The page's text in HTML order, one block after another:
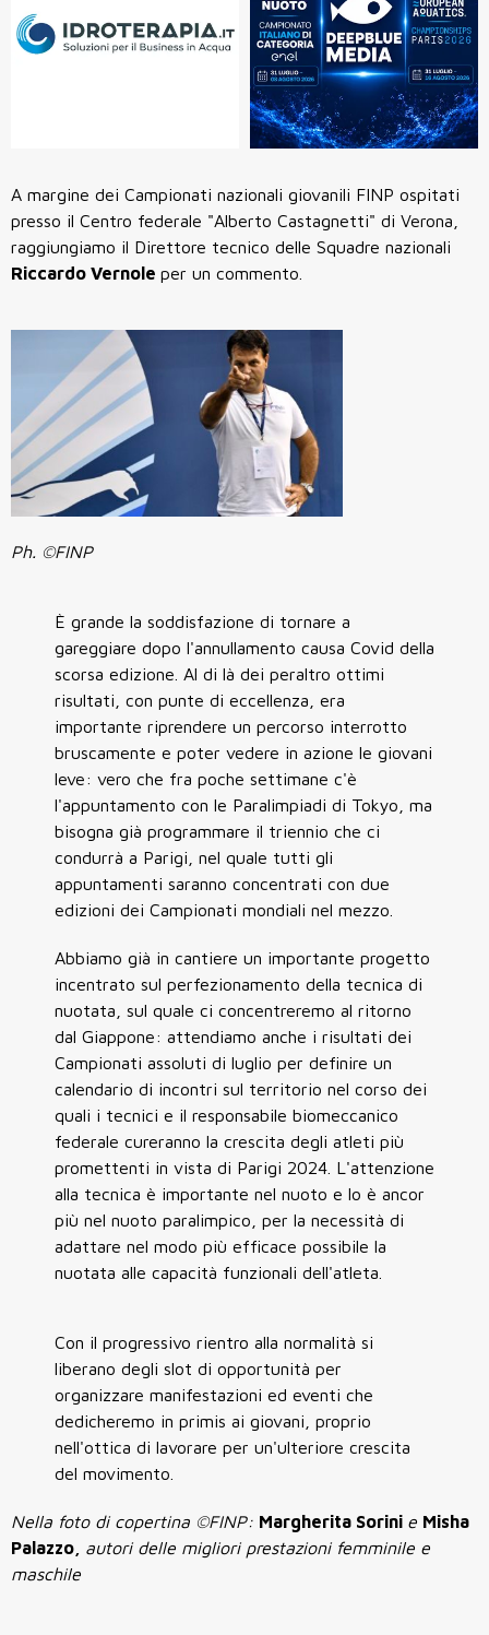
A margine dei Campionati nazionali giovanili FINP ospitati
presso il Centro federale "Alberto Castagnetti" di Verona,
raggiungiamo il Direttore tecnico delle Squadre nazionali
Riccardo Vernole per un commento.
Ph. ©FINP
È grande la soddisfazione di tornare a
gareggiare dopo l'annullamento causa Covid della
scorsa edizione. Al di là dei peraltro ottimi
risultati, con punte di eccellenza, era
importante riprendere un percorso interrotto
bruscamente e poter vedere in azione le giovani
leve: vero che fra poche settimane c'è
l'appuntamento con le Paralimpiadi di Tokyo, ma
bisogna già programmare il triennio che ci
condurrà a Parigi, nel quale tutti gli
appuntamenti saranno concentrati con due
edizioni dei Campionati mondiali nel mezzo.
Abbiamo già in cantiere un importante progetto
incentrato sul perfezionamento della tecnica di
nuotata, sul quale ci concentreremo al ritorno
dal Giappone: attendiamo anche i risultati dei
Campionati assoluti di luglio per definire un
calendario di incontri sul territorio nel corso dei
quali i tecnici e il responsabile biomeccanico
federale cureranno la crescita degli atleti più
promettenti in vista di Parigi 2024. L'attenzione
alla tecnica è importante nel nuoto e lo è ancor
più nel nuoto paralimpico, per la necessità di
adattare nel modo più efficace possibile la
nuotata alle capacità funzionali dell'atleta.
Con il progressivo rientro alla normalità si
liberano degli slot di opportunità per
organizzare manifestazioni ed eventi che
dedicheremo in primis ai giovani, proprio
nell'ottica di lavorare per un'ulteriore crescita
del movimento.
Nella foto di copertina ©FINP: Margherita Sorini e Misha
Palazzo, autori delle migliori prestazioni femminile e
maschile